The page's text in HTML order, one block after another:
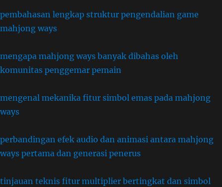
pembahasan lengkap struktur pengendalian game
mahjong ways
mengapa mahjong ways banyak dibahas oleh
komunitas penggemar pemain
mengenal mekanika fitur simbol emas pada mahjong
ways
perbandingan efek audio dan animasi antara mahjong
ways pertama dan generasi penerus
tinjauan teknis fitur multiplier bertingkat dan simbol